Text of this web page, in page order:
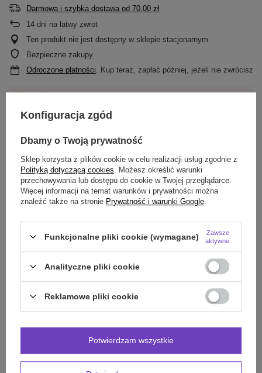
Darmowa i szybka dostawa od 70,00 zł
14 dni na łatwy zwrot
Ten produkt nie jest dostępny w sklepie stacjonarnym
Bezpieczne zakupy
Odroczone płatności. Kup teraz, zapłać później, jeżeli nie zwrócisz
Darmowa dostawa do paczkomatu lub punktu
odbioru
Smile - dostawy ze sklepów internetowych przy zamówieniu od
OPIS
najciekawsze pytania i odpowiedzi publikując
Zadaj pytanie
INNE PRODUKTY
Konfiguracja zgód
Dbamy o Twoją prywatność
Sklep korzysta z plików cookie w celu realizacji usług zgodnie z
Polityką dotyczącą cookies . Możesz określić warunki
przechowywania lub dostępu do cookie w Twojej przeglądarce.
Więcej informacji na temat warunków i prywatności można
znaleźć także na stronie Prywatność i warunki Google
Funkcjonalne pliki cookie (wymagane)
Zawsze
aktywne
Analityczne pliki cookie
Reklamowe pliki cookie
Potwierdzam wszystkie